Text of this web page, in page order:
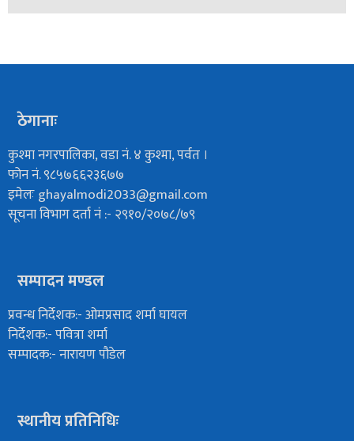
ठेगानाः
कुश्मा नगरपालिका, वडा नं. ४ कुश्मा, पर्वत ।
फोन नं. ९८५७६६२३६७७
इमेलःghayalmodi2033@gmail.com
सूचना विभाग दर्ता नं :- २९१०/२०७८/७९
सम्पादन मण्डल
प्रवन्ध निर्देशक:- ओमप्रसाद शर्मा घायल
निर्देशक:- पवित्रा शर्मा
सम्पादक:- नारायण पौडेल
स्थानीय प्रतिनिधिः